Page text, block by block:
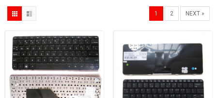
1 2 NEXT »